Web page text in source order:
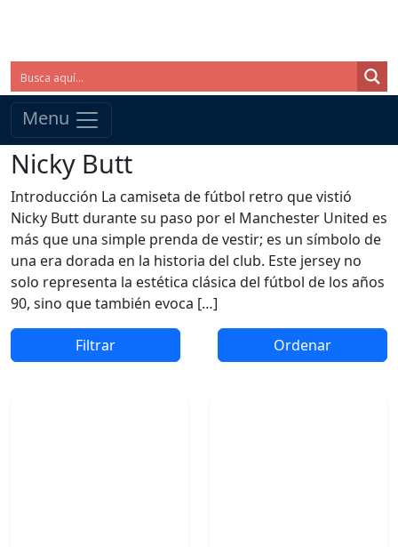
Menu
Nicky Butt
Introducción La camiseta de fútbol retro que vistió
Nicky Butt durante su paso por el Manchester United es
más que una simple prenda de vestir; es un símbolo de
una era dorada en la historia del club. Este jersey no
solo representa la estética clásica del fútbol de los años
90, sino que también evoca […]
Filtrar Ordenar